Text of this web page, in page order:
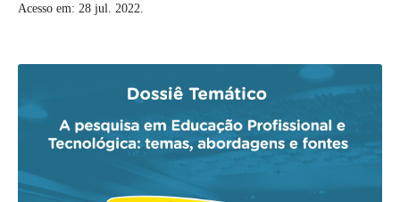
Acesso em: 28 jul. 2022.